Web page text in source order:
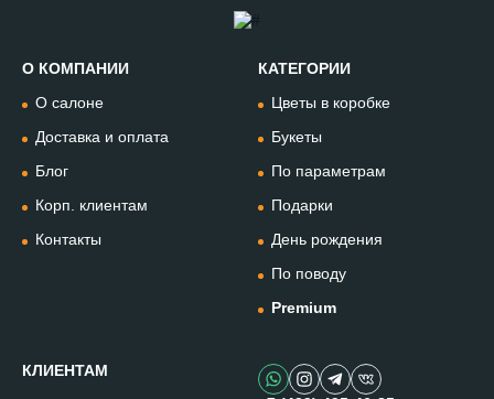
О КОМПАНИИ
О салоне
Доставка и оплата
Блог
Корп. клиентам
Контакты
КАТЕГОРИИ
Цветы в коробке
Букеты
По параметрам
Подарки
День рождения
По поводу
Premium
КЛИЕНТАМ
Позвонить
+74994954685
WhatsApp
+79912981236
@omflowersbot